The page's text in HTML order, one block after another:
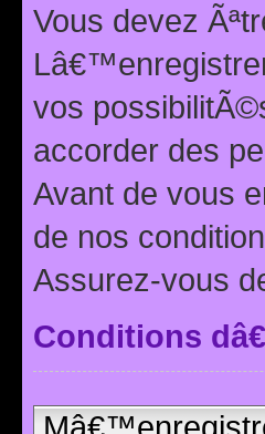
Vous devez
vos
accorder des
Avant de vous
de nos
Assurez-vous
Conditions